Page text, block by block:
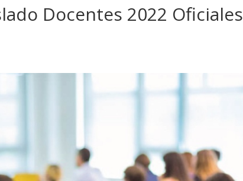
Docentes 2022 Oficiales